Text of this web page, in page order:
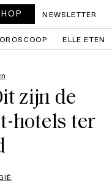
NEWSLETTER
ELLE ETEN
zijn de
hotels ter